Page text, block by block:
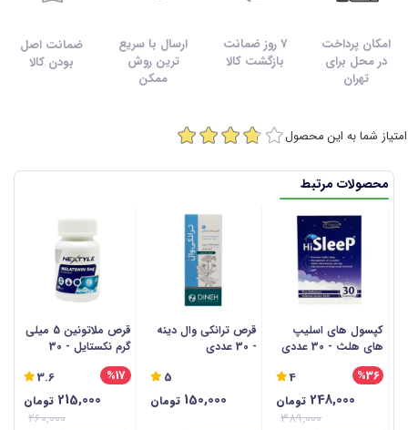
امکان پرداخت
در محل برای
تهران
7 روز ضمانت
بازگشت کالا
ارسال با سریع
ترین روش
ممکن
ضمانت اصل
بودن کالا
امتیاز شما به این محصول
محصولات مرتبط
کپسول های اسلیپ
های هلث - 30 عددی
4 %36
248,000 تومان
389,000
قرص ترانکی وال دینه
- 30 عددی
5
150,000 تومان
قرص ملاتونین 5 میلی
گرم نکستایل - 30
عددی
3.6 %17
215,000 تومان
260,000